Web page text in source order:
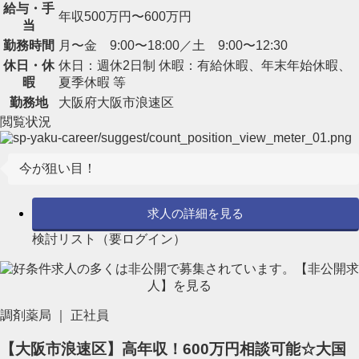
給与・手
当
年収500万円〜600万円
勤務時間 月〜金 9:00〜18:00／土 9:00〜12:30
休日・休
暇
休日：週休2日制 休暇：有給休暇、年末年始休暇、
夏季休暇 等
勤務地
大阪府大阪市浪速区
閲覧状況
今が狙い目！
求人の詳細を見る
検討リスト（要ログイン）
調剤薬局 ｜ 正社員
【大阪市浪速区】高年収！600万円相談可能☆大国